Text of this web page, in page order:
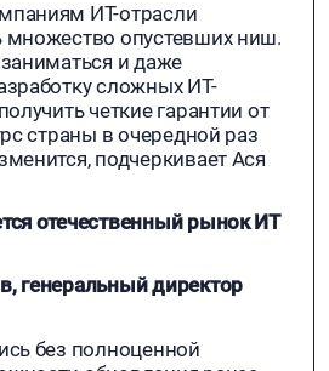
ИТ-отрасли
множество опустевших ниш.
и даже
сложных ИТ-
четкие гарантии от
страны в очередной раз
подчеркивает Ася
отечественный рынок ИТ
генеральный директор
без полноценной